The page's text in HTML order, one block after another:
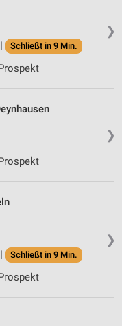
❯
Schließt in 9 Min.
❯
❯
Schließt in 9 Min.